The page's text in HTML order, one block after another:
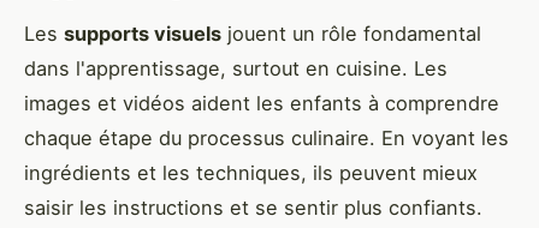
Les supports visuels jouent un rôle fondamental
dans l'apprentissage, surtout en cuisine. Les
images et vidéos aident les enfants à comprendre
chaque étape du processus culinaire. En voyant les
ingrédients et les techniques, ils peuvent mieux
saisir les instructions et se sentir plus confiants.